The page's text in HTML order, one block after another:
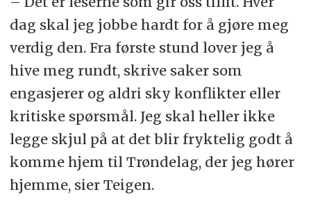
dag skal jeg jobbe hardt for å gjøre meg
verdig den. Fra første stund lover jeg å
hive meg rundt, skrive saker som
engasjerer og aldri sky konflikter eller
kritiske spørsmål. Jeg skal heller ikke
legge skjul på at det blir fryktelig godt å
komme hjem til Trøndelag, der jeg hører
hjemme, sier Teigen.